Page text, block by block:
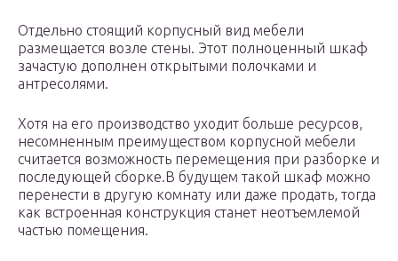
Отдельно стоящий корпусный вид мебели
размещается возле стены. Этот полноценный шкаф
зачастую дополнен открытыми полочками и
антресолями.
Хотя на его производство уходит больше ресурсов,
несомненным преимуществом корпусной мебели
считается возможность перемещения при разборке и
последующей сборке.В будущем такой шкаф можно
перенести в другую комнату или даже продать, тогда
как встроенная конструкция станет неотъемлемой
частью помещения.